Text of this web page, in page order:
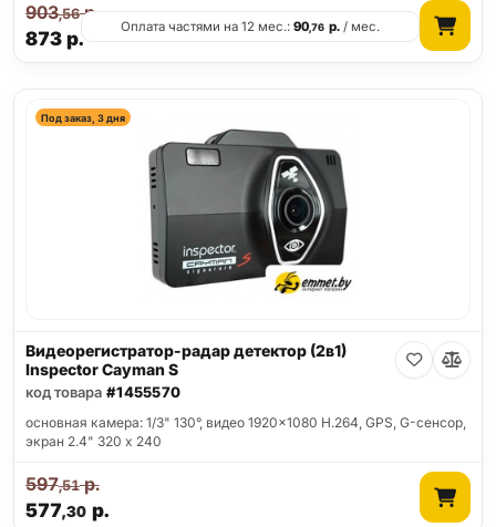
873р.
903,56р.
Оплата частями на 12 мес.:90,76 р./ мес.
Под заказ, 3 дня
Видеорегистратор-радар детектор (2в1)
Inspector Cayman S
код товара #1455570
основная камера: 1/3" 130°, видео 1920x1080 H.264, GPS, G-сенсор,
экран 2.4" 320 x 240
577,30р.
597,51р.